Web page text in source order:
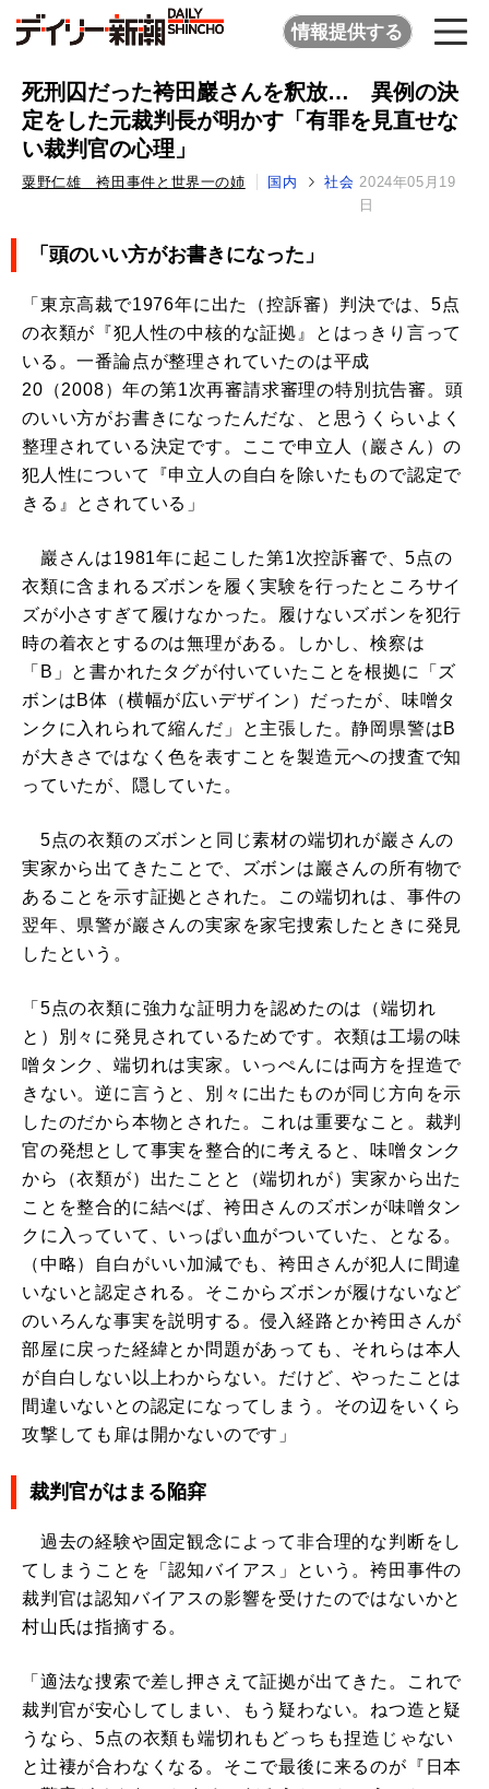
情報提供する
死刑囚だった袴田巖さんを釈放… 異例の決
定をした元裁判長が明かす「有罪を見直せな
い裁判官の心理」
粟野仁雄 袴田事件と世界一の姉 国内 社会 2024年05月19
日
「頭のいい方がお書きになった」
「東京高裁で1976年に出た（控訴審）判決では、5点
の衣類が『犯人性の中核的な証拠』とはっきり言って
いる。一番論点が整理されていたのは平成
20（2008）年の第1次再審請求審理の特別抗告審。頭
のいい方がお書きになったんだな、と思うくらいよく
整理されている決定です。ここで申立人（巖さん）の
犯人性について『申立人の自白を除いたもので認定で
きる』とされている」
巖さんは1981年に起こした第1次控訴審で、5点の
衣類に含まれるズボンを履く実験を行ったところサイ
ズが小さすぎて履けなかった。履けないズボンを犯行
時の着衣とするのは無理がある。しかし、検察は
「B」と書かれたタグが付いていたことを根拠に「ズ
ボンはB体（横幅が広いデザイン）だったが、味噌タ
ンクに入れられて縮んだ」と主張した。静岡県警はB
が大きさではなく色を表すことを製造元への捜査で知
っていたが、隠していた。
5点の衣類のズボンと同じ素材の端切れが巖さんの
実家から出てきたことで、ズボンは巖さんの所有物で
あることを示す証拠とされた。この端切れは、事件の
翌年、県警が巖さんの実家を家宅捜索したときに発見
したという。
「5点の衣類に強力な証明力を認めたのは（端切れ
と）別々に発見されているためです。衣類は工場の味
噌タンク、端切れは実家。いっぺんには両方を捏造で
きない。逆に言うと、別々に出たものが同じ方向を示
したのだから本物とされた。これは重要なこと。裁判
官の発想として事実を整合的に考えると、味噌タンク
から（衣類が）出たことと（端切れが）実家から出た
ことを整合的に結べば、袴田さんのズボンが味噌タン
クに入っていて、いっぱい血がついていた、となる。
（中略）自白がいい加減でも、袴田さんが犯人に間違
いないと認定される。そこからズボンが履けないなど
のいろんな事実を説明する。侵入経路とか袴田さんが
部屋に戻った経緯とか問題があっても、それらは本人
が自白しない以上わからない。だけど、やったことは
間違いないとの認定になってしまう。その辺をいくら
攻撃しても扉は開かないのです」
裁判官がはまる陥穽
過去の経験や固定観念によって非合理的な判断をし
てしまうことを「認知バイアス」という。袴田事件の
裁判官は認知バイアスの影響を受けたのではないかと
村山氏は指摘する。
「適法な捜索で差し押さえて証拠が出てきた。これで
裁判官が安心してしまい、もう疑わない。ねつ造と疑
うなら、5点の衣類も端切れもどっちも捏造じゃない
と辻褄が合わなくなる。そこで最後に来るのが『日本